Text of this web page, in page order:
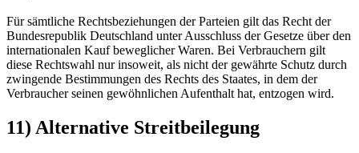
Für sämtliche Rechtsbeziehungen der Parteien gilt das Recht der
Bundesrepublik Deutschland unter Ausschluss der Gesetze über den
internationalen Kauf beweglicher Waren. Bei Verbrauchern gilt
diese Rechtswahl nur insoweit, als nicht der gewährte Schutz durch
zwingende Bestimmungen des Rechts des Staates, in dem der
Verbraucher seinen gewöhnlichen Aufenthalt hat, entzogen wird.
11) Alternative Streitbeilegung